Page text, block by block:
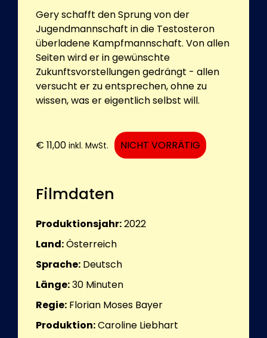
Gery schafft den Sprung von der
Jugendmannschaft in die Testosteron
überladene Kampfmannschaft. Von allen
Seiten wird er in gewünschte
Zukunftsvorstellungen gedrängt - allen
versucht er zu entsprechen, ohne zu
wissen, was er eigentlich selbst will.
€ 11,00 inkl. MwSt. NICHT VORRÄTIG
Filmdaten
Produktionsjahr:2022
Land:Österreich
Sprache: Deutsch
Länge:30 Minuten
Regie: Florian Moses Bayer
Produktion:Caroline Liebhart